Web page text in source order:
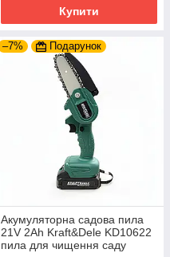
Купити
–7% Подарунок
Акумуляторна садова пила
21V 2Ah Kraft&Dele KD10622
пила для чищення саду